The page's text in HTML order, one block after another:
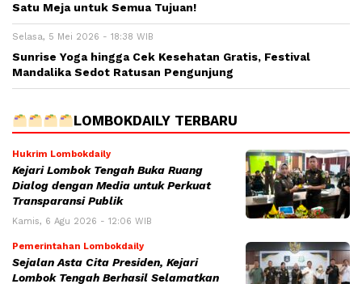
Satu Meja untuk Semua Tujuan!
Selasa, 5 Mei 2026 - 18:38 WIB
Sunrise Yoga hingga Cek Kesehatan Gratis, Festival
Mandalika Sedot Ratusan Pengunjung
LOMBOKDAILY TERBARU
Hukrim Lombokdaily
Kejari Lombok Tengah Buka Ruang
Dialog dengan Media untuk Perkuat
Transparansi Publik
Kamis, 6 Agu 2026 - 12:06 WIB
Pemerintahan Lombokdaily
Sejalan Asta Cita Presiden, Kejari
Lombok Tengah Berhasil Selamatkan